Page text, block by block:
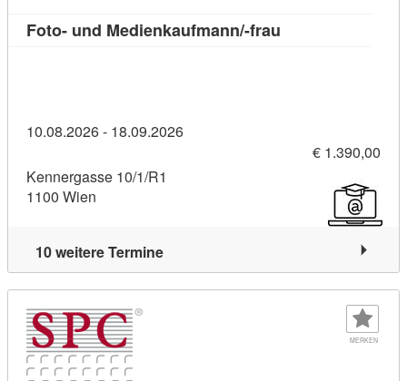
Foto- und Medienkaufmann/-frau
10.08.2026 - 18.09.2026
€ 1.390,00
Kennergasse 10/1/R1
1100 Wien
10 weitere Termine
MERKEN